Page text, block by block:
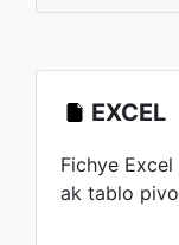
EXCEL
Fichye
ak tablo